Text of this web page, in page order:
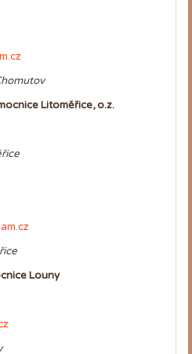
Litoměřice, o.z.
Louny